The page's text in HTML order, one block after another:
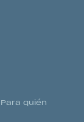
Para quién